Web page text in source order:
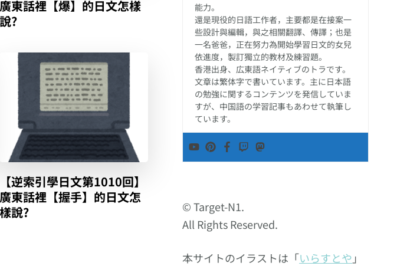
廣東話裡【爆】的日文怎樣
說?
【逆索引學日文第1010回】
廣東話裡【握手】的日文怎
樣說?
能力。
還是現役的日語工作者，主要都是在接案一
些設計與編輯，與之相關翻譯、傳譯；也是
一名爸爸，正在努力為開始學習日文的女兒
依進度，製訂獨立的教材及練習題。
香港出身、広東語ネイティブのトラです。
文章は繁体字で書いています。主に日本語
の勉強に関するコンテンツを発信していま
すが、中国語の学習記事もあわせて執筆し
ています。
© Target-N1.
All Rights Reserved.
本サイトのイラストは「いらすとや 」